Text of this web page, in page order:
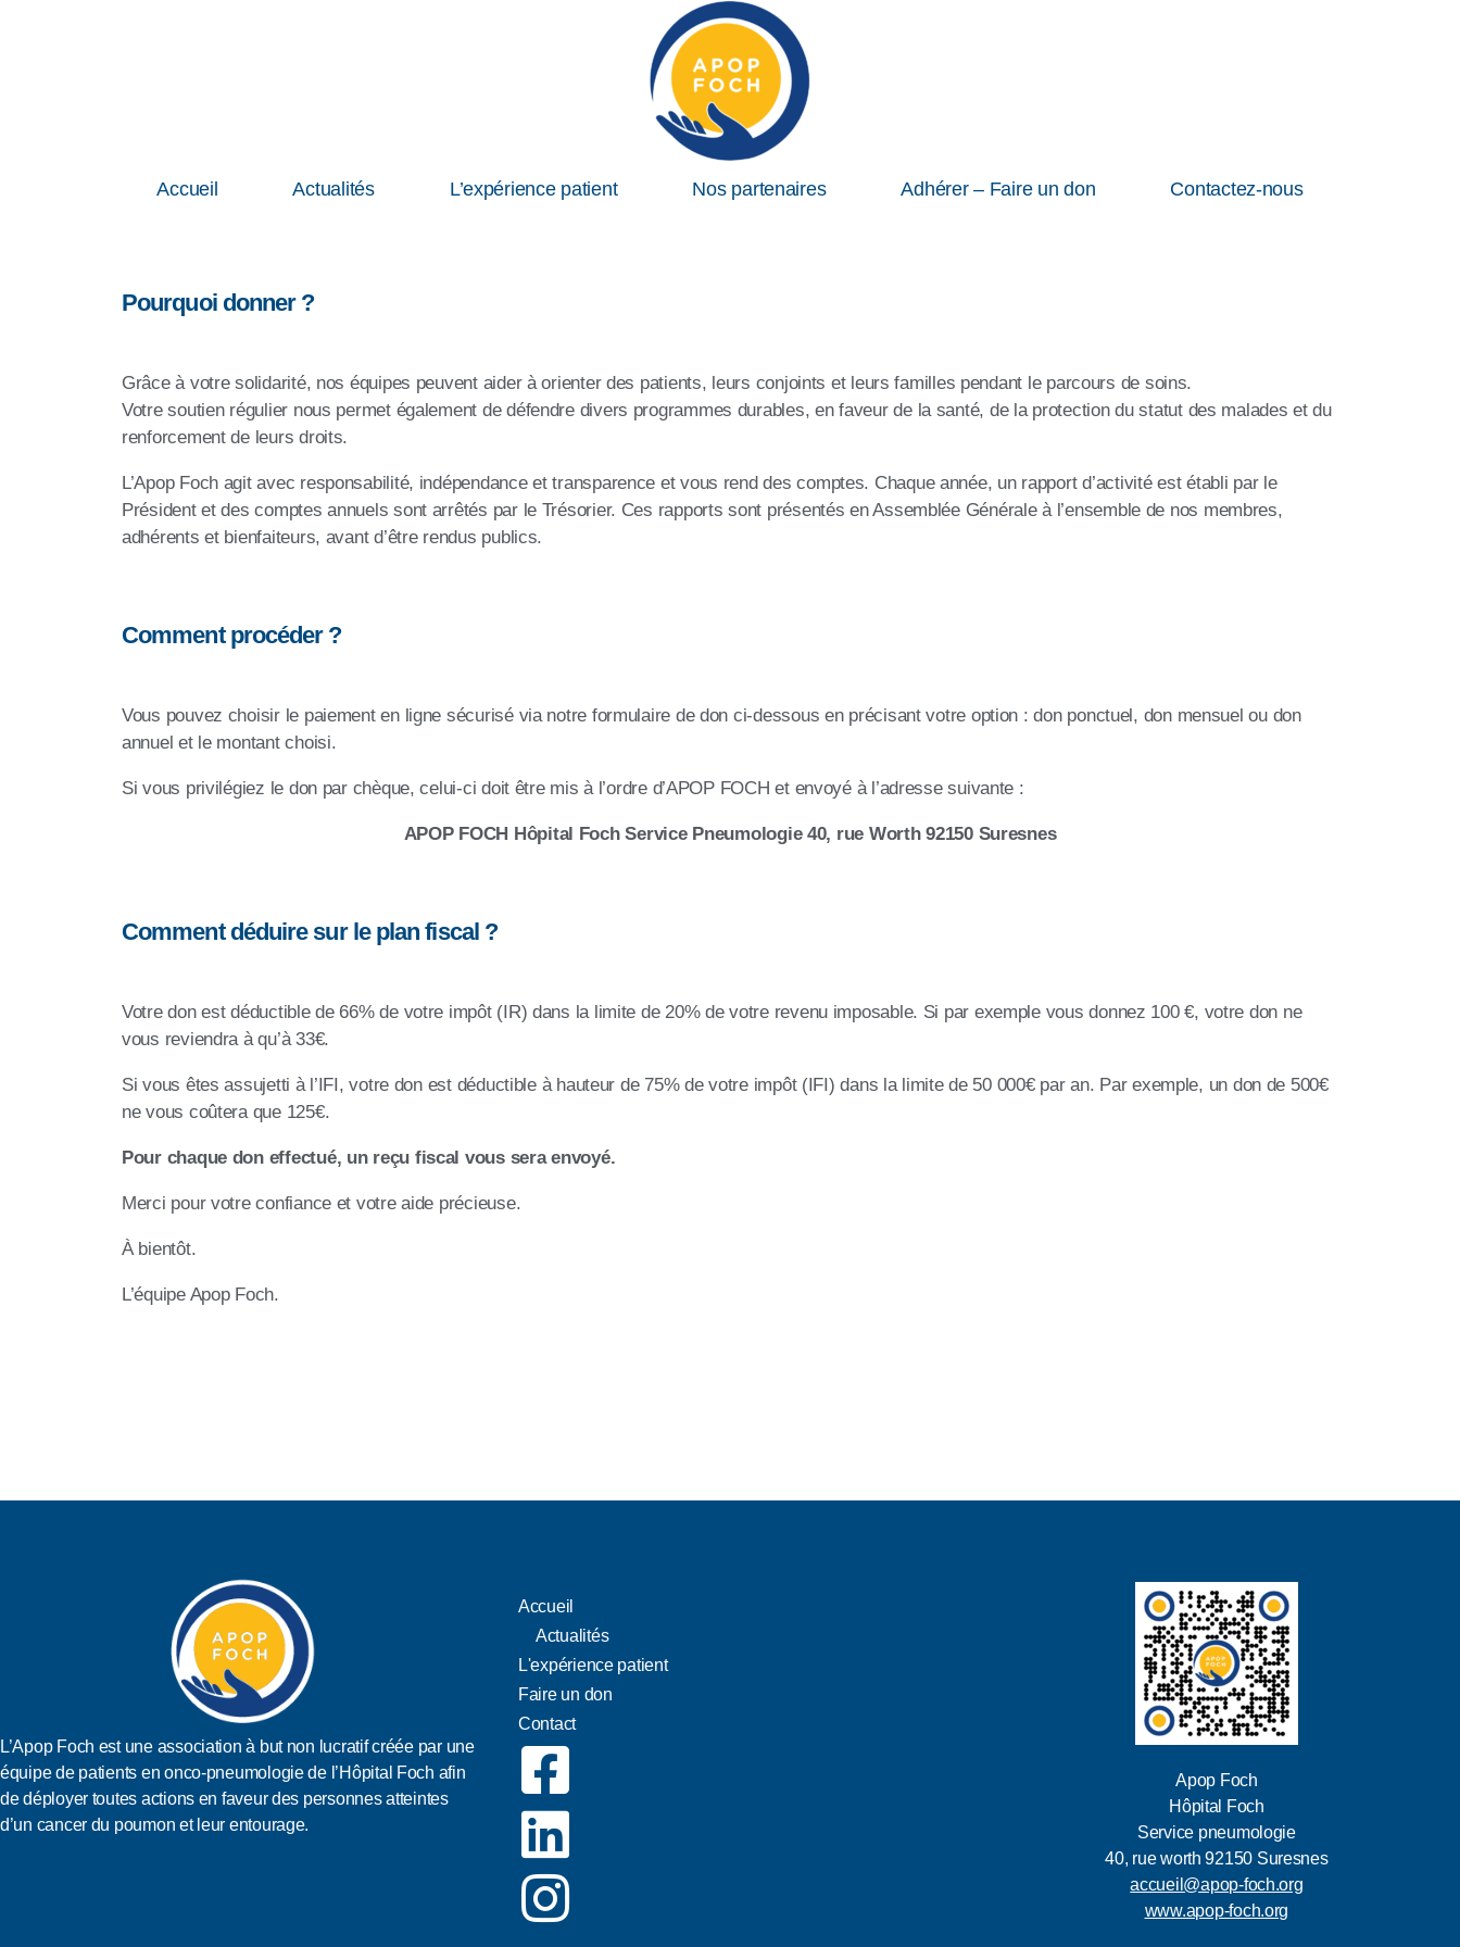
Accueil Actualités L’expérience patient Nos partenaires Adhérer – Faire un don Contactez-nous
Pourquoi donner ?
Grâce à votre solidarité, nos équipes peuvent aider à orienter des patients, leurs conjoints et leurs familles pendant le parcours de soins.
Votre soutien régulier nous permet également de défendre divers programmes durables, en faveur de la santé, de la protection du statut des malades et du
renforcement de leurs droits.
L’Apop Foch agit avec responsabilité, indépendance et transparence et vous rend des comptes. Chaque année, un rapport d’activité est établi par le
Président et des comptes annuels sont arrêtés par le Trésorier. Ces rapports sont présentés en Assemblée Générale à l’ensemble de nos membres,
adhérents et bienfaiteurs, avant d’être rendus publics.
Comment procéder ?
Vous pouvez choisir le paiement en ligne sécurisé via notre formulaire de don ci-dessous en précisant votre option : don ponctuel, don mensuel ou don
annuel et le montant choisi.
Si vous privilégiez le don par chèque, celui-ci doit être mis à l’ordre d’APOP FOCH et envoyé à l’adresse suivante :
APOP FOCH Hôpital Foch Service Pneumologie 40, rue Worth 92150 Suresnes
Comment déduire sur le plan fiscal ?
Votre don est déductible de 66% de votre impôt (IR) dans la limite de 20% de votre revenu imposable. Si par exemple vous donnez 100 €, votre don ne
vous reviendra à qu’à 33€.
Si vous êtes assujetti à l’IFI, votre don est déductible à hauteur de 75% de votre impôt (IFI) dans la limite de 50 000€ par an. Par exemple, un don de 500€
ne vous coûtera que 125€.
Pour chaque don effectué, un reçu fiscal vous sera envoyé.
Merci pour votre confiance et votre aide précieuse.
À bientôt.
L’équipe Apop Foch.
L’Apop Foch est une association à but non lucratif créée par une
équipe de patients en onco-pneumologie de l’Hôpital Foch afin
de déployer toutes actions en faveur des personnes atteintes
d’un cancer du poumon et leur entourage.
Accueil
Actualités
L'expérience patient
Faire un don
Contact
Apop Foch
Hôpital Foch
Service pneumologie
40, rue worth 92150 Suresnes
accueil@apop-foch.org
www.apop-foch.org